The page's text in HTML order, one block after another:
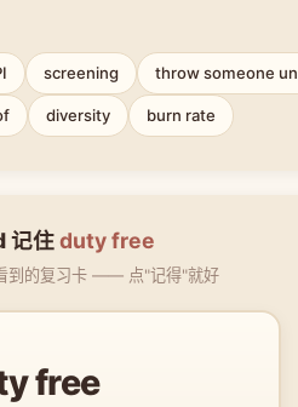
screening throw someone
diversity burn rate
记住duty free
到的复习卡 —— 点"记得"就好
free